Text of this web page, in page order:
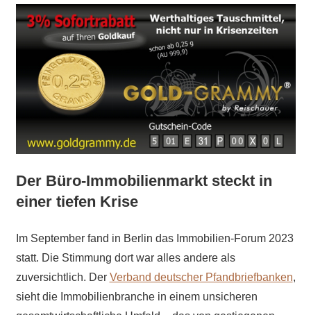
Der Büro-Immobilienmarkt steckt in
einer tiefen Krise
Im September fand in Berlin das Immobilien-Forum 2023
statt. Die Stimmung dort war alles andere als
zuversichtlich. Der Verband deutscher Pfandbriefbanken,
sieht die Immobilienbranche in einem unsicheren